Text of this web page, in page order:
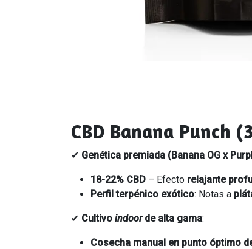
CBD Banana Punch
✔ Genética premiada (Banana OG x
18-22% CBD – Efecto relajante
Perfil terpénico exótico: Notas a
✔ Cultivo indoorde alta gama:
Cosecha manual en punto óptimo